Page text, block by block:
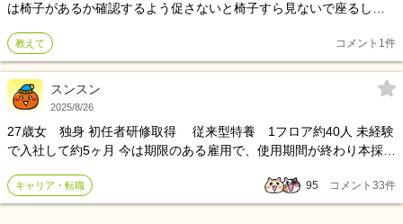
は椅子があるか確認するよう促さないと椅子すら見ないで座るし、
なってることもあります。トイレが頻回な方なのでずっとついてる
のは難しいです。皆さんのところによく転倒される方いらっしゃい
ますか？どう言う対策とられてますか？
教えて コメント 1件
スンスン
2025/8/26
27歳女 独身 初任者研修取得 従来型特養 1フロア約40人 未経験
で入社して約5ヶ月 今は期限のある雇用で、使用期間が終わり本採用
場を転々としてきました。続いた期間は正社員3年、正社員7ヶ月、
派遣1年5ヶ月でした。 そして今、介護士をしています。介護士の仕
キャリア・転職 95 コメント 33件